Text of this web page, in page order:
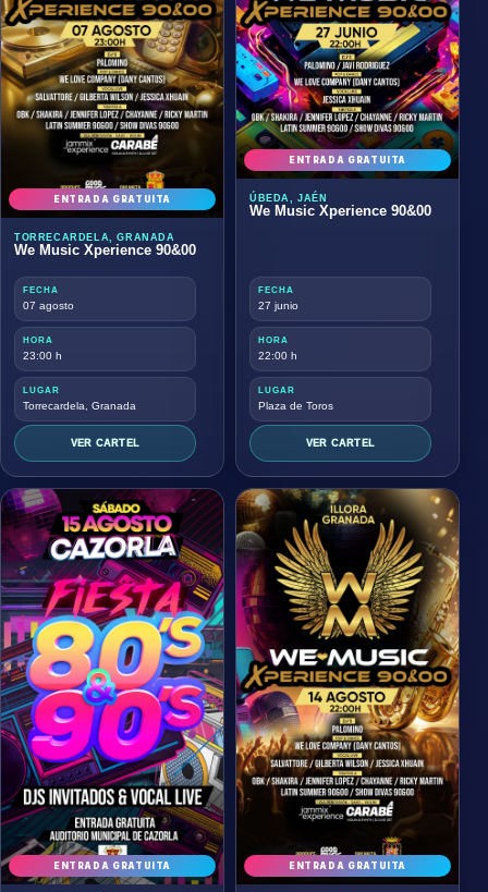
ENTRADA GRATUITA
TORRECARDELA, GRANADA
We Music Xperience 90&00
FECHA
07 agosto
HORA
23:00 h
LUGAR
Torrecardela, Granada
VER CARTEL
ENTRADA GRATUITA
ÚBEDA, JAÉN
We Music Xperience 90&00
FECHA
27 junio
HORA
22:00 h
LUGAR
Plaza de Toros
VER CARTEL
ENTRADA GRATUITA ENTRADA GRATUITA